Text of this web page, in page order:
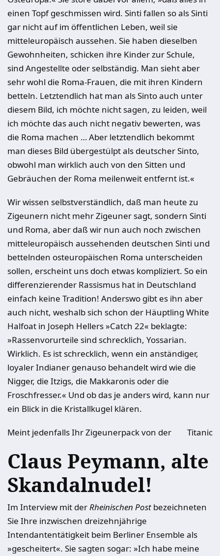
einen Topf geschmissen wird. Sinti fallen so als Sinti
gar nicht auf im öffentlichen Leben, weil sie
mitteleuropäisch aussehen. Sie haben dieselben
Gewohnheiten, schicken ihre Kinder zur Schule,
sind Angestellte oder selbständig. Man sieht aber
sehr wohl die Roma-Frauen, die mit ihren Kindern
betteln. Letztendlich hat man als Sinto auch unter
diesem Bild, ich möchte nicht sagen, zu leiden, weil
ich möchte das auch nicht negativ bewerten, was
die Roma machen … Aber letztendlich bekommt
man dieses Bild übergestülpt als deutscher Sinto,
obwohl man wirklich auch von den Sitten und
Gebräuchen der Roma meilenweit entfernt ist.«
Wir wissen selbstverständlich, daß man heute zu
Zigeunern nicht mehr Zigeuner sagt, sondern Sinti
und Roma, aber daß wir nun auch noch zwischen
mitteleuropäisch aussehenden deutschen Sinti und
bettelnden osteuropäischen Roma unterscheiden
sollen, erscheint uns doch etwas kompliziert. So ein
differenzierender Rassismus hat in Deutschland
einfach keine Tradition! Anderswo gibt es ihn aber
auch nicht, weshalb sich schon der Häuptling White
Halfoat in Joseph Hellers »Catch 22« beklagte:
»Rassenvorurteile sind schrecklich, Yossarian.
Wirklich. Es ist schrecklich, wenn ein anständiger,
loyaler Indianer genauso behandelt wird wie die
Nigger, die Itzigs, die Makkaronis oder die
Froschfresser.« Und ob das je anders wird, kann nur
ein Blick in die Kristallkugel klären.
Meint jedenfalls Ihr Zigeunerpack von der Titanic
Claus Peymann, alte
Skandalnudel!
Im Interview mit derRheinischen Post bezeichneten
Sie Ihre inzwischen dreizehnjährige
Intendantentätigkeit beim Berliner Ensemble als
»gescheitert«. Sie sagten sogar: »Ich habe meine